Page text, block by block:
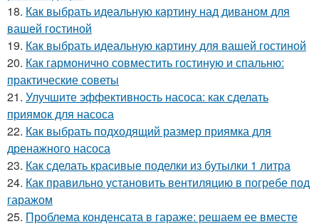
18. Как выбрать идеальную картину над диваном для
вашей гостиной
19. Как выбрать идеальную картину для вашей гостиной
20. Как гармонично совместить гостиную и спальню:
практические советы
21. Улучшите эффективность насоса: как сделать
приямок для насоса
22. Как выбрать подходящий размер приямка для
дренажного насоса
23. Как сделать красивые поделки из бутылки 1 литра
24. Как правильно установить вентиляцию в погребе под
гаражом
25. Проблема конденсата в гараже: решаем ее вместе